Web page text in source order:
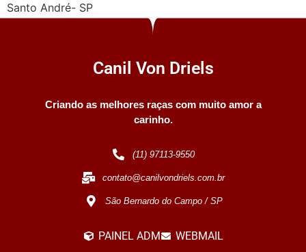
Santo André- SP
Canil Von Driels
Criando as melhores raças com muito amor a
carinho.
(11) 97113-9550
contato@canilvondriels.com.br
São Bernardo do Campo / SP
PAINEL ADM WEBMAIL